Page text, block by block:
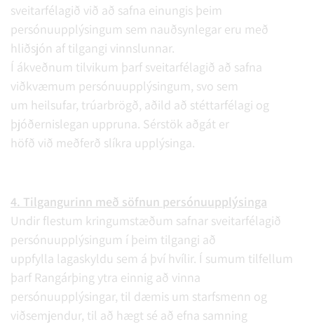
sveitarfélagið við að safna einungis þeim
persónuupplýsingum sem nauðsynlegar eru með
hliðsjón af tilgangi vinnslunnar.
Í ákveðnum tilvikum þarf sveitarfélagið að safna
viðkvæmum persónuupplýsingum, svo sem
um heilsufar, trúarbrögð, aðild að stéttarfélagi og
þjóðernislegan uppruna. Sérstök aðgát er
höfð við meðferð slíkra upplýsinga.
4. Tilgangurinn með söfnun persónuupplýsinga
Undir flestum kringumstæðum safnar sveitarfélagið
persónuupplýsingum í þeim tilgangi að
uppfylla lagaskyldu sem á því hvílir. Í sumum tilfellum
þarf Rangárþing ytra einnig að vinna
persónuupplýsingar, til dæmis um starfsmenn og
viðsemjendur, til að hægt sé að efna samning